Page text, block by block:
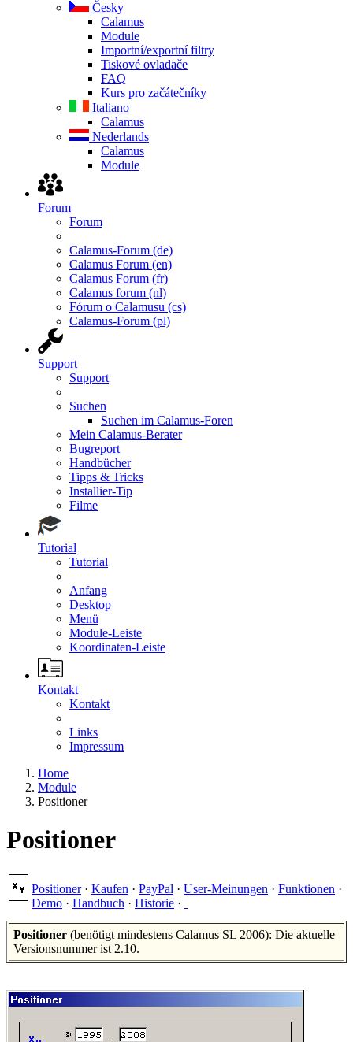
Česky
Calamus
Module
Importní/exportní filtry
Tiskové ovladače
FAQ
Kurs pro začátečníky
Italiano
Calamus
Nederlands
Calamus
Module
Forum
Forum
Calamus-Forum (de)
Calamus Forum (en)
Calamus Forum (fr)
Calamus forum (nl)
Fórum o Calamusu (cs)
Calamus-Forum (pl)
Support
Support
Suchen
Suchen im Calamus-Foren
Mein Calamus-Berater
Bugreport
Handbücher
Tipps & Tricks
Installier-Tip
Filme
Tutorial
Tutorial
Anfang
Desktop
Menü
Module-Leiste
Koordinaten-Leiste
Kontakt
Kontakt
Links
Impressum
Home
Module
Positioner
Positioner
Positioner· Kaufen · PayPal · User-Meinungen · Funktionen ·
Demo · Handbuch · Historie ·
Positioner (benötigt mindestens Calamus SL 2006): Die aktuelle
Versionsnummer ist 2.10.